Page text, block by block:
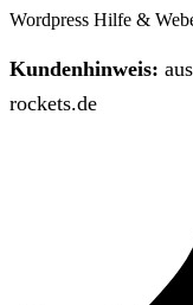
Wordpress Hilfe &
Kundenhinweis:
rockets.de